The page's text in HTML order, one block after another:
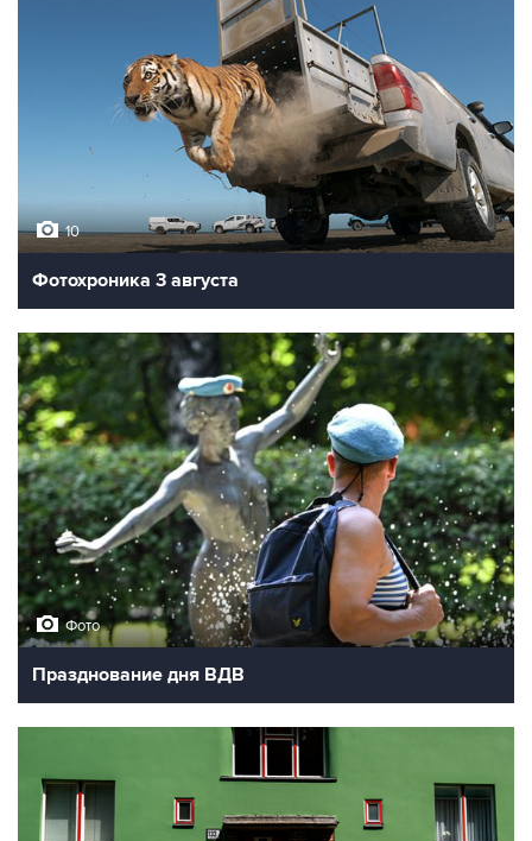
10
Фотохроника 3 августа
Фото
Празднование дня ВДВ